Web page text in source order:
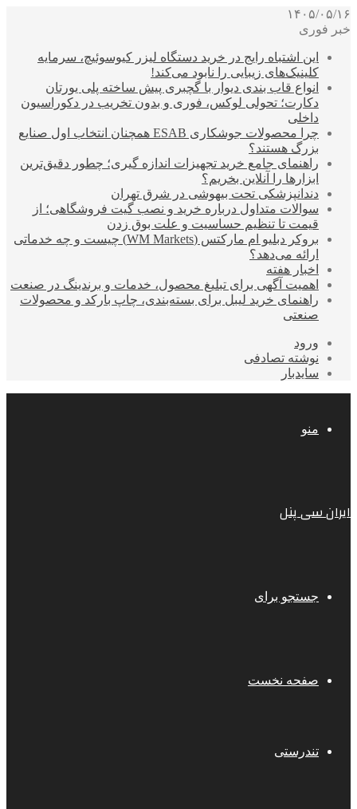
۱۴۰۵/۰۵/۱۶
خبر فوری
این اشتباه رایج در خرید دستگاه لیزر کیوسوئیچ، سرمایه
کلینیک‌های زیبایی را نابود می‌کند!
انواع قاب بندی دیوار با گچبری پیش ساخته پلی یورتان
دکارت؛ تحولی لوکس، فوری و بدون تخریب در دکوراسیون
داخلی
چرا محصولات جوشکاری ESAB همچنان انتخاب اول صنایع
بزرگ هستند؟
راهنمای جامع خرید تجهیزات اندازه گیری؛ چطور دقیق‌ترین
ابزارها را آنلاین بخریم؟
دندانپزشکی تحت بیهوشی در شرق تهران
سوالات متداول درباره خرید و نصب گیت فروشگاهی؛ از
قیمت تا تنظیم حساسیت و علت بوق زدن
بروکر دبلیو ام مارکتس (WM Markets) چیست و چه خدماتی
ارائه می‌دهد؟
اخبار هفته
اهمیت آگهی برای تبلیغ محصول، خدمات و برندینگ در صنعت
راهنمای خرید لیبل برای بسته‌بندی، چاپ بارکد و محصولات
صنعتی
ورود
نوشته تصادفی
سایدبار
منو
ایران سی پنل
جستجو برای
صفحه نخست
تندرستی